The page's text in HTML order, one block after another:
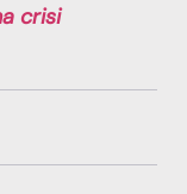
crisi